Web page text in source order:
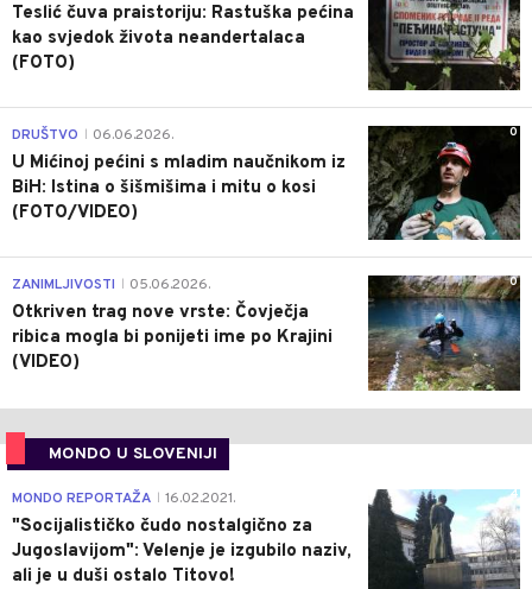
Teslić čuva praistoriju: Rastuška pećina
kao svjedok života neandertalaca
(FOTO)
0
DRUŠTVO 06.06.2026.
U Mićinoj pećini s mladim naučnikom iz
BiH: Istina o šišmišima i mitu o kosi
(FOTO/VIDEO)
0
ZANIMLJIVOSTI 05.06.2026.
Otkriven trag nove vrste: Čovječja
ribica mogla bi ponijeti ime po Krajini
(VIDEO)
MONDO U SLOVENIJI
4
MONDO REPORTAŽA 16.02.2021.
"Socijalističko čudo nostalgično za
Jugoslavijom": Velenje je izgubilo naziv,
ali je u duši ostalo Titovo!